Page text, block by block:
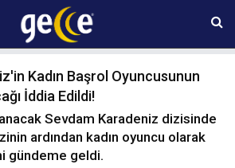
Perşembe 15:04
Kadın Başrol Oyuncusunun
İddia Edildi!
Sevdam Karadeniz dizisinde
ardından kadın oyuncu olarak
gündeme geldi.